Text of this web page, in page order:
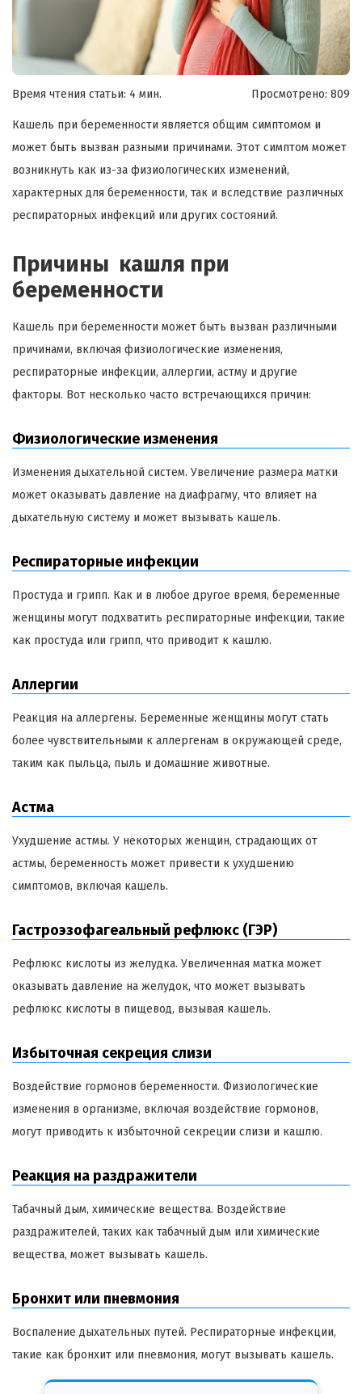
Время чтения статьи: 4 мин. Просмотрено: 809
Кашель при беременности является общим симптомом и
может быть вызван разными причинами. Этот симптом может
возникнуть как из-за физиологических изменений,
характерных для беременности, так и вследствие различных
респираторных инфекций или других состояний.
Причины кашля при
беременности
Кашель при беременности может быть вызван различными
причинами, включая физиологические изменения,
респираторные инфекции, аллергии, астму и другие
факторы. Вот несколько часто встречающихся причин:
Физиологические изменения
Изменения дыхательной систем. Увеличение размера матки
может оказывать давление на диафрагму, что влияет на
дыхательную систему и может вызывать кашель.
Респираторные инфекции
Простуда и грипп. Как и в любое другое время, беременные
женщины могут подхватить респираторные инфекции, такие
как простуда или грипп, что приводит к кашлю.
Аллергии
Реакция на аллергены. Беременные женщины могут стать
более чувствительными к аллергенам в окружающей среде,
таким как пыльца, пыль и домашние животные.
Астма
Ухудшение астмы. У некоторых женщин, страдающих от
астмы, беременность может привести к ухудшению
симптомов, включая кашель.
Гастроэзофагеальный рефлюкс (ГЭР)
Рефлюкс кислоты из желудка. Увеличенная матка может
оказывать давление на желудок, что может вызывать
рефлюкс кислоты в пищевод, вызывая кашель.
Избыточная секреция слизи
Воздействие гормонов беременности. Физиологические
изменения в организме, включая воздействие гормонов,
могут приводить к избыточной секреции слизи и кашлю.
Реакция на раздражители
Табачный дым, химические вещества. Воздействие
раздражителей, таких как табачный дым или химические
вещества, может вызывать кашель.
Бронхит или пневмония
Воспаление дыхательных путей. Респираторные инфекции,
такие как бронхит или пневмония, могут вызывать кашель.